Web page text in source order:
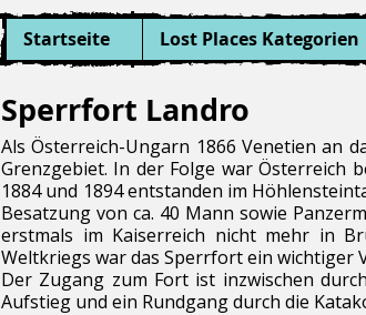
Startseite Lost Places Kategorien
Sperrfort Landro
Als Österreich-Ungarn 1866 Venetien an
Grenzgebiet. In der Folge war Österreich
1884 und 1894 entstanden im
Besatzung von ca. 40 Mann sowie
erstmals im Kaiserreich nicht mehr in
Weltkriegs war das Sperrfort ein
Der Zugang zum Fort ist inzwischen
Aufstieg und ein Rundgang durch die